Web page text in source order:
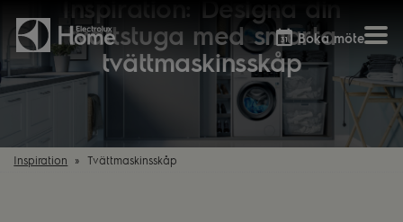
Boka möte
Våra kök
Inspiration
Övrigt
Förvaring
Välja garderobslösning
Övrigt
Vitvaror
Tvätt & Tork
Dammsugare
Inspiration: Designa din
tvättstuga med smarta
tvättmaskinsskåp
Inspiration Tvättmaskinsskåp